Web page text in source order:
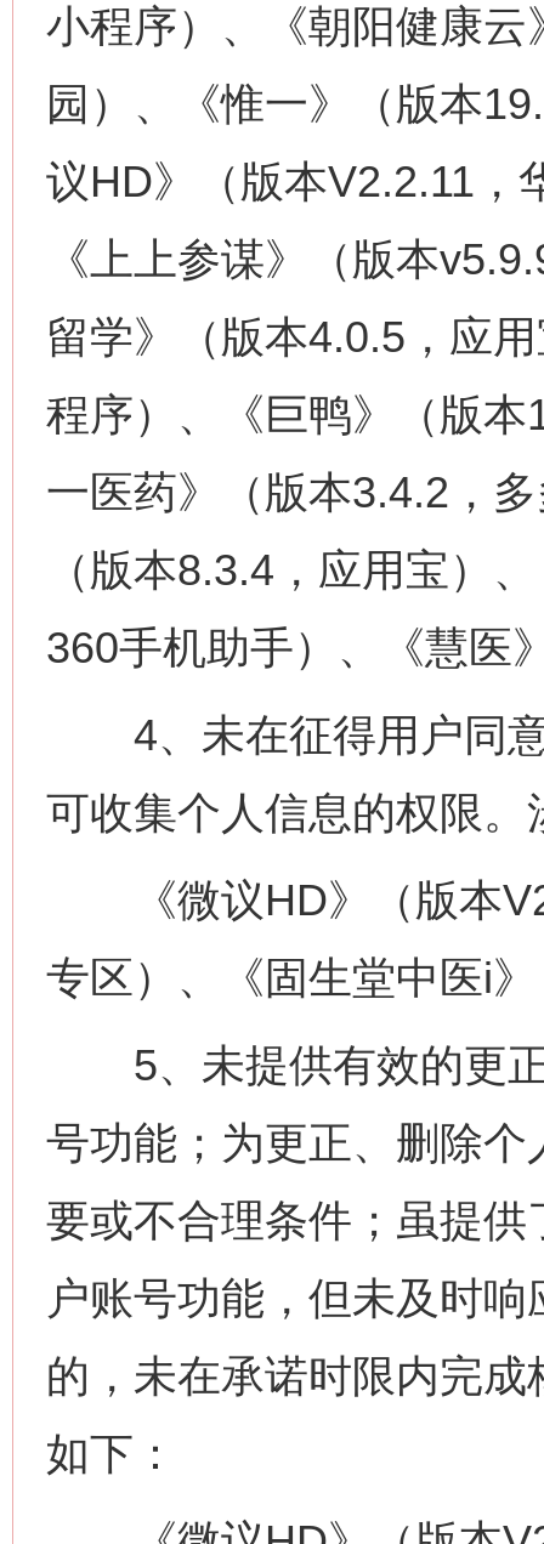
小程序）、《朝阳健康
园）、《惟一》（版本
议HD》（版本V2.2.11，
《上上参谋》（版本
留学》（版本4.0.5，应
程序）、《巨鸭》（版
一医药》（版本3.4.2，
（版本8.3.4，应用宝）
360手机助手）、《慧医
4、未在征得用户同意
可收集个人信息的权限
《微议HD》（版本
专区）、《固生堂中医i
5、未提供有效的更正
号功能；为更正、删除
要或不合理条件；虽提
户账号功能，但未及时
的，未在承诺时限内完
如下：